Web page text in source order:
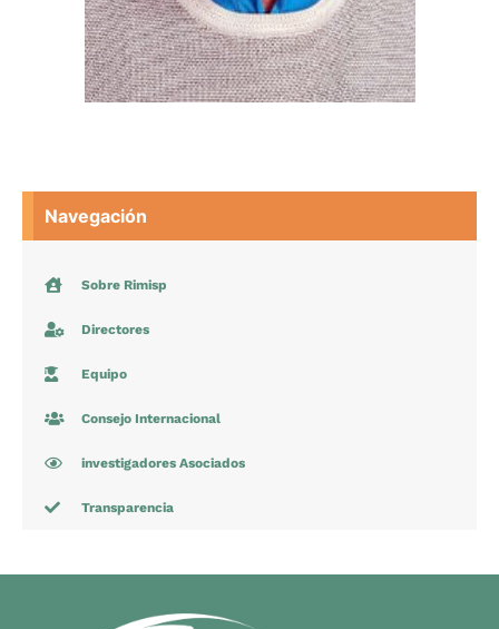
Navegación
Sobre Rimisp
Directores
Equipo
Consejo Internacional
investigadores Asociados
Transparencia